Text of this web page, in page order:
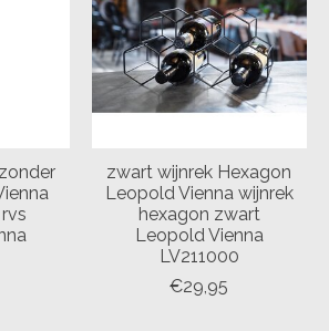
zwart wijnrek Hexagon
Leopold Vienna wijnrek
hexagon zwart
Leopold Vienna
LV211000
€29,95